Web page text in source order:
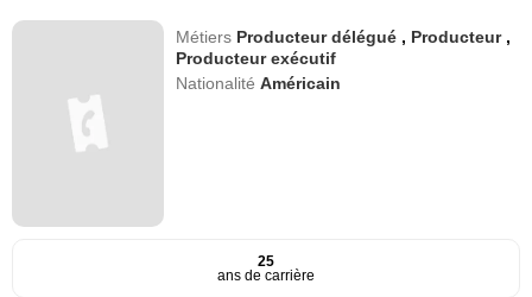
Métiers Producteur délégué , Producteur ,
Producteur exécutif
NationalitéAméricain
25
ans de carrière